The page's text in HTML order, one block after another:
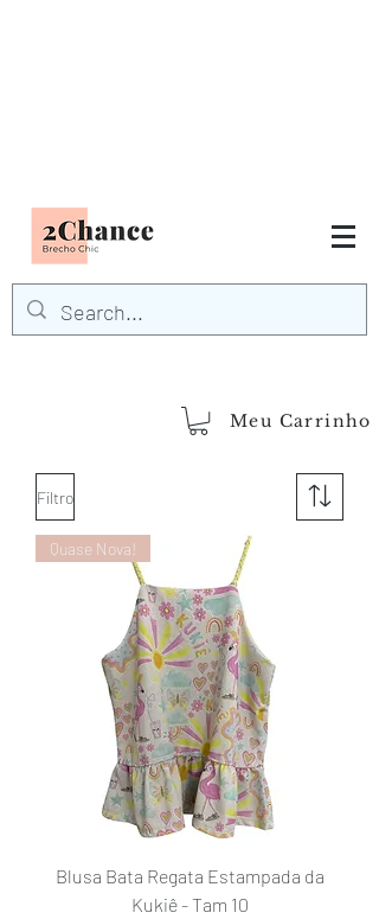
Meu Carrinho
Filtro
Quase Nova!
Blusa Bata Regata Estampada da
Kukiê - Tam 10